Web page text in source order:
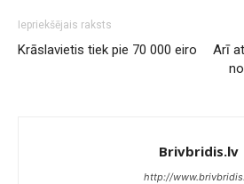
Iepriekšējais raksts
Krāslavietis tiek pie 70 000 eiro
Arī
Brivbridis.lv
http://